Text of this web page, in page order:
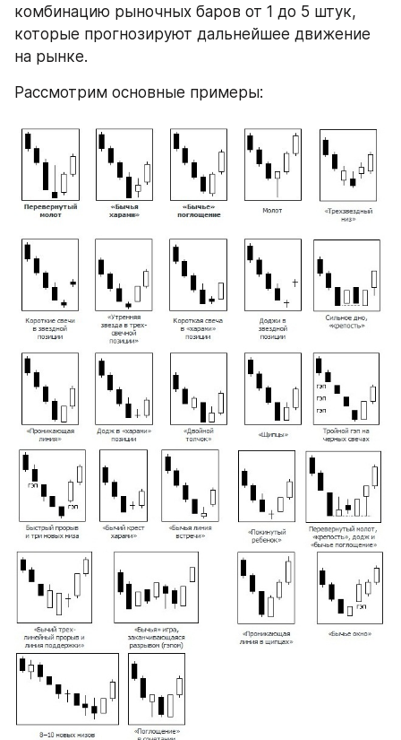
комбинацию рыночных баров от 1 до 5 штук,
которые прогнозируют дальнейшее движение
на рынке.
Рассмотрим основные примеры: